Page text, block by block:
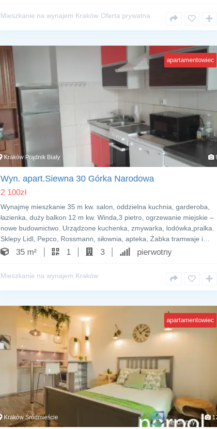
Mieszkanie na wynajem Kraków Oferta prywatna
apartamentowiec
Kraków Prądnik Biały
Wyn. apart.Siewna 30 Górka Narodowa
2 100zł
Wynajmę mieszkanie 35 m kw. salon, oddzielna kuchnia, garderoba,
łazienka, duży balkon 12 m kw. Winda,3 pietro, ogrzewanie miejskie –
nowe budownictwo. Urządzone kuchenka, zmywarka, lodówka,pralka.
Sklepy Lidl, Pepco, Rossmann, siłownia, apteka, Żabka tramwaje i…
35 m² 1 3 pierwotny
Mieszkanie na wynajem Kraków
apartamentowiec
Kraków Śródmieście